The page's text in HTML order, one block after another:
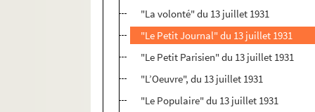
"La volonté" du 13 juillet 1931
"Le Petit Journal" du 13 juillet 1931
"Le Petit Parisien" du 13 juillet 1931
"L’Oeuvre", du 13 juillet 1931
"Le Populaire" du 13 juillet 1931